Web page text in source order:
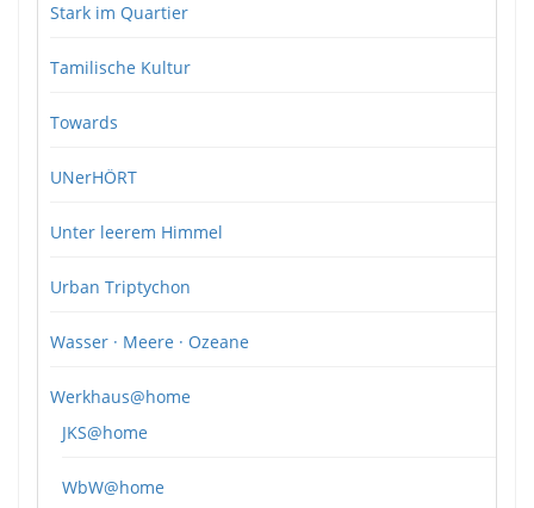
Stark im Quartier
Tamilische Kultur
Towards
UNerHÖRT
Unter leerem Himmel
Urban Triptychon
Wasser · Meere · Ozeane
Werkhaus@home
JKS@home
WbW@home